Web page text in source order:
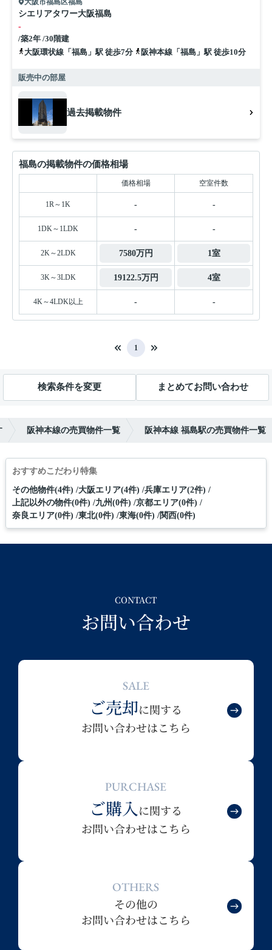
シエリアタワー大阪福島
-
/築2年 /30階建
大阪環状線「福島」駅 徒歩7分
阪神本線「福島」駅 徒歩10分
販売中の部屋
過去掲載物件
福島の掲載物件の価格相場
価格相場 空室件数
1R～1K - -
1DK～1LDK - -
2K～2LDK 7580万円 1室
3K～3LDK 19122.5万円 4室
4K～4LDK以上 - -
1
検索条件を変更 まとめてお問い合わせ
阪神本線の売買物件一覧 阪神本線 福島駅の売買物件一覧
おすすめこだわり特集
その他物件(4件) 大阪エリア(4件) 兵庫エリア(2件)
上記以外の物件(0件) 九州(0件) 京都エリア(0件)
奈良エリア(0件) 東北(0件) 東海(0件) 関西(0件)
CONTACT
お問い合わせ
SALE
ご売却に関する
お問い合わせはこちら
PURCHASE
ご購入に関する
お問い合わせはこちら
OTHERS
その他の
お問い合わせはこちら